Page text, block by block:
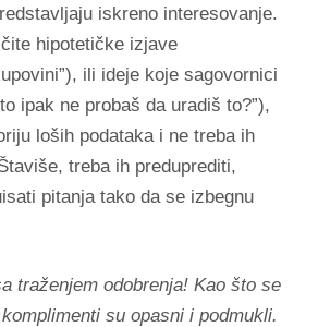
iskreno interesovanje.
hipotetičke izjave
ili ideje koje sagovornici
ipak ne probaš da uradiš to?”),
loših podataka i ne treba ih
treba ih preduprediti,
pitanja tako da se izbegnu
traženjem odobrenja! Kao što se
su opasni i podmukli.